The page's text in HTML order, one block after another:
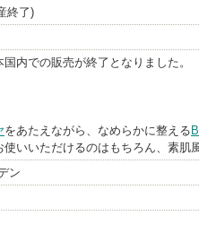
終了)
内での販売が終了となりました。
をあたえながら、なめらかに整える
いいただけるのはもちろん、素肌
ン